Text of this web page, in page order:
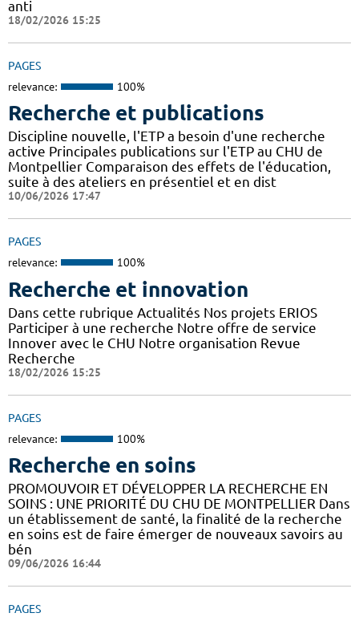
anti
18/02/2026 15:25
PAGES
relevance: 100%
Recherche et publications
Discipline nouvelle, l'ETP a besoin d'une recherche
active Principales publications sur l'ETP au CHU de
Montpellier Comparaison des effets de l'éducation,
suite à des ateliers en présentiel et en dist
10/06/2026 17:47
PAGES
relevance: 100%
Recherche et innovation
Dans cette rubrique Actualités Nos projets ERIOS
Participer à une recherche Notre offre de service
Innover avec le CHU Notre organisation Revue
Recherche
18/02/2026 15:25
PAGES
relevance: 100%
Recherche en soins
PROMOUVOIR ET DÉVELOPPER LA RECHERCHE EN
SOINS : UNE PRIORITÉ DU CHU DE MONTPELLIER Dans
un établissement de santé, la finalité de la recherche
en soins est de faire émerger de nouveaux savoirs au
bén
09/06/2026 16:44
PAGES